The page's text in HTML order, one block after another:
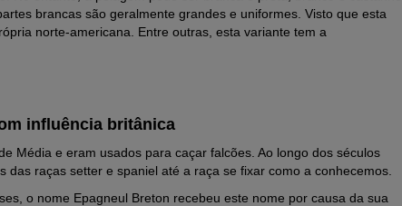
brancas são geralmente grandes e uniformes. Visto que esta
norte-americana. Entre outras, esta variante tem a
influência britânica
Média e eram usados para caçar falcões. Ao longo dos séculos
raças setter e spaniel até a raça se fixar como a conhecemos.
o nome Epagneul Breton recebeu este nome por causa da sua